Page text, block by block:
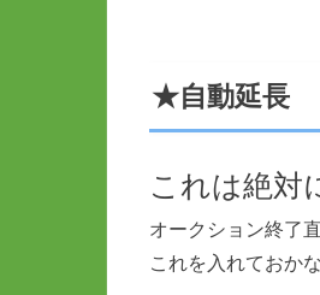
★自動延長
これは絶対
オークション終了
これを入れておか